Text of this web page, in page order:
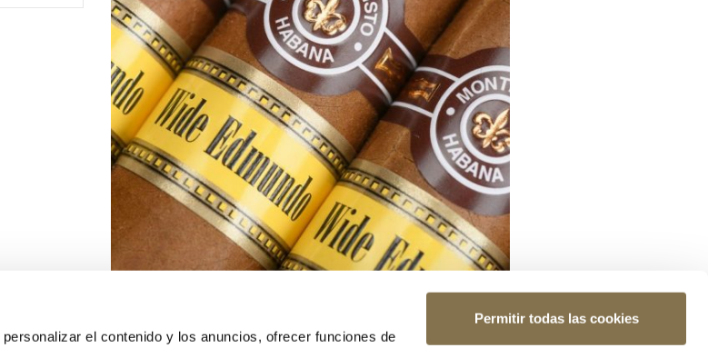
el contenido y los anuncios, ofrecer funciones de
Permitir todas las cookies